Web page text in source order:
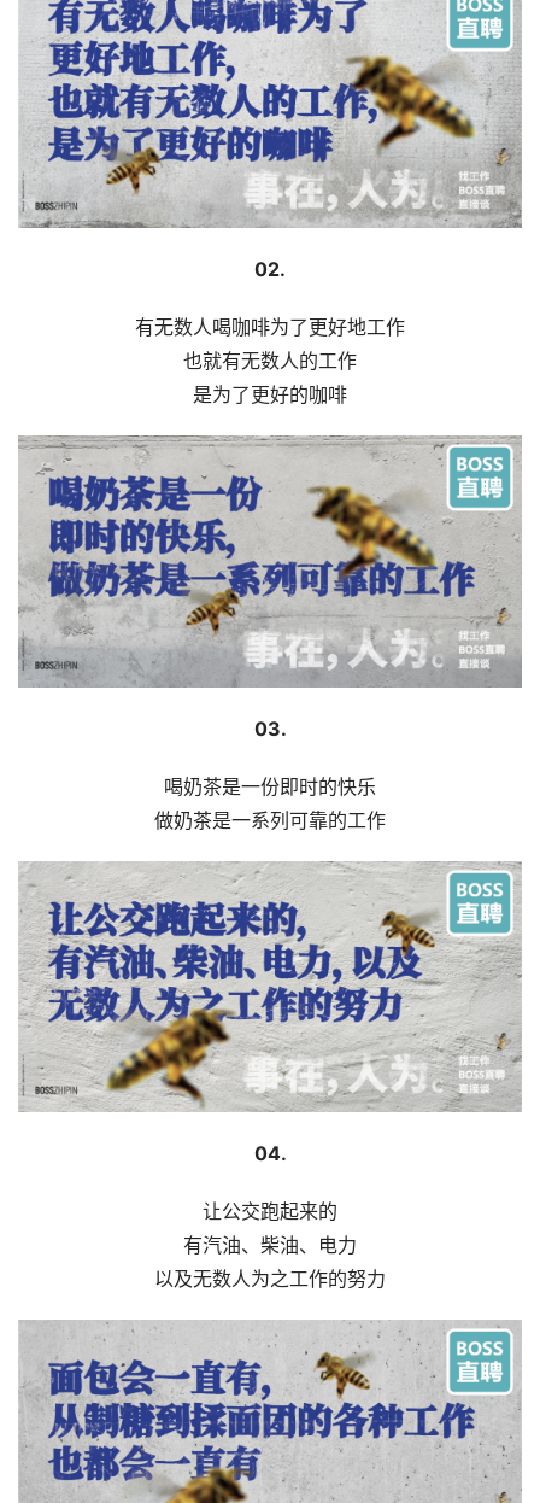
02.
有无数人喝咖啡为了更好地工作
也就有无数人的工作
是为了更好的咖啡
03.
喝奶茶是一份即时的快乐
做奶茶是一系列可靠的工作
04.
让公交跑起来的
有汽油、柴油、电力
以及无数人为之工作的努力